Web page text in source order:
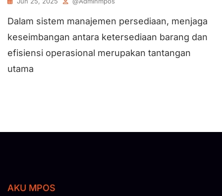
Dalam sistem manajemen persediaan, menjaga
keseimbangan antara ketersediaan barang dan
efisiensi operasional merupakan tantangan
utama
AKU MPOS